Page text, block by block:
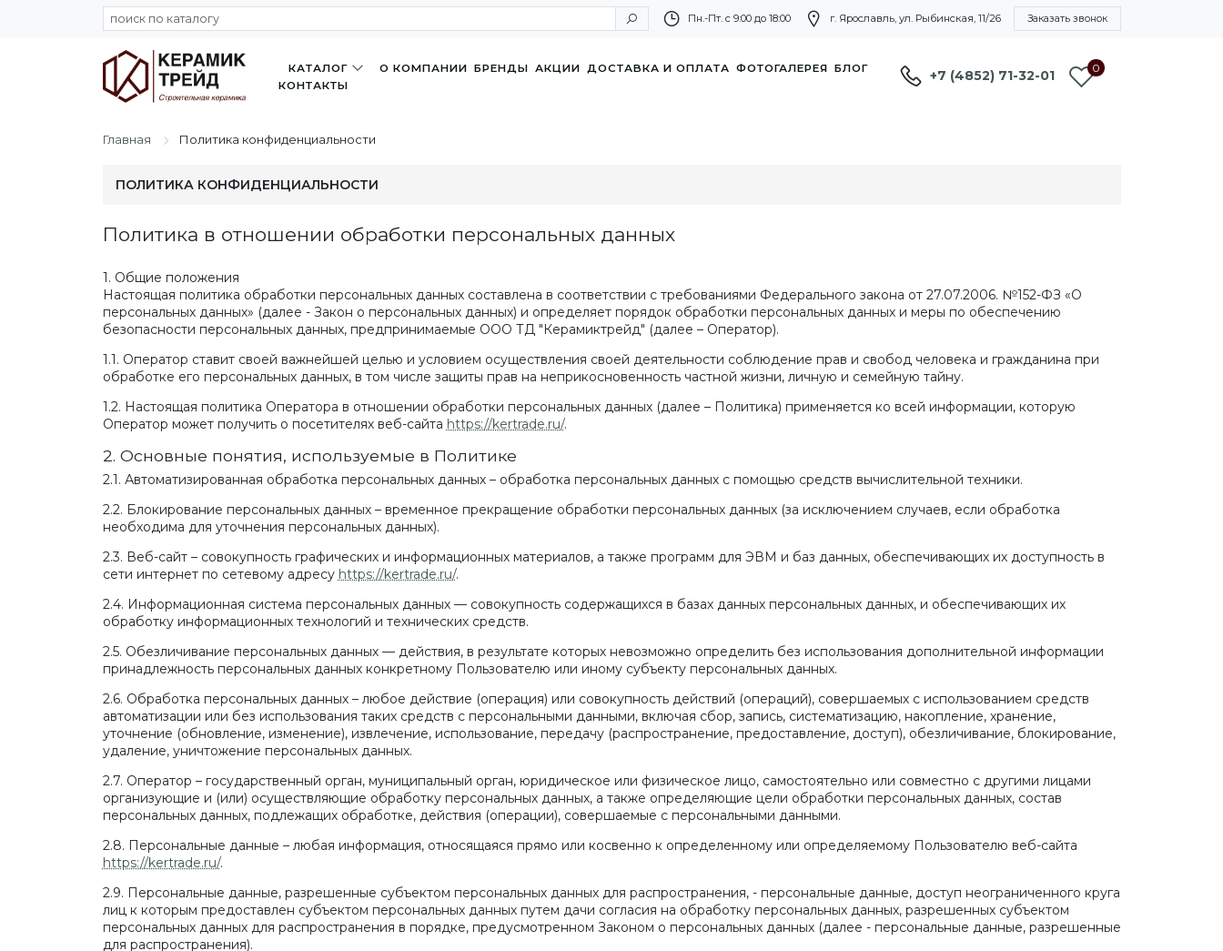
Пн.-Пт. с 9:00 до 18:00 г. Ярославль, ул. Рыбинская, 11/26 Заказать звонок
КАТАЛОГ О КОМПАНИИ БРЕНДЫ АКЦИИ ДОСТАВКА И ОПЛАТА ФОТОГАЛЕРЕЯ БЛОГ
КОНТАКТЫ
+7 (4852) 71-32-01 0
Главная Политика конфиденциальности
ПОЛИТИКА КОНФИДЕНЦИАЛЬНОСТИ
Политика в отношении обработки персональных данных
1. Общие положения
Настоящая политика обработки персональных данных составлена в соответствии с требованиями Федерального закона от 27.07.2006. №152-ФЗ «О
персональных данных» (далее - Закон о персональных данных) и определяет порядок обработки персональных данных и меры по обеспечению
безопасности персональных данных, предпринимаемые ООО ТД "Керамиктрейд" (далее – Оператор).
1.1. Оператор ставит своей важнейшей целью и условием осуществления своей деятельности соблюдение прав и свобод человека и гражданина при
обработке его персональных данных, в том числе защиты прав на неприкосновенность частной жизни, личную и семейную тайну.
1.2. Настоящая политика Оператора в отношении обработки персональных данных (далее – Политика) применяется ко всей информации, которую
Оператор может получить о посетителях веб-сайта https://kertrade.ru/.
2. Основные понятия, используемые в Политике
2.1. Автоматизированная обработка персональных данных – обработка персональных данных с помощью средств вычислительной техники.
2.2. Блокирование персональных данных – временное прекращение обработки персональных данных (за исключением случаев, если обработка
необходима для уточнения персональных данных).
2.3. Веб-сайт – совокупность графических и информационных материалов, а также программ для ЭВМ и баз данных, обеспечивающих их доступность в
сети интернет по сетевому адресу https://kertrade.ru/.
2.4. Информационная система персональных данных — совокупность содержащихся в базах данных персональных данных, и обеспечивающих их
обработку информационных технологий и технических средств.
2.5. Обезличивание персональных данных — действия, в результате которых невозможно определить без использования дополнительной информации
принадлежность персональных данных конкретному Пользователю или иному субъекту персональных данных.
2.6. Обработка персональных данных – любое действие (операция) или совокупность действий (операций), совершаемых с использованием средств
автоматизации или без использования таких средств с персональными данными, включая сбор, запись, систематизацию, накопление, хранение,
уточнение (обновление, изменение), извлечение, использование, передачу (распространение, предоставление, доступ), обезличивание, блокирование,
удаление, уничтожение персональных данных.
2.7. Оператор – государственный орган, муниципальный орган, юридическое или физическое лицо, самостоятельно или совместно с другими лицами
организующие и (или) осуществляющие обработку персональных данных, а также определяющие цели обработки персональных данных, состав
персональных данных, подлежащих обработке, действия (операции), совершаемые с персональными данными.
2.8. Персональные данные – любая информация, относящаяся прямо или косвенно к определенному или определяемому Пользователю веб-сайта
https://kertrade.ru/.
2.9. Персональные данные, разрешенные субъектом персональных данных для распространения, - персональные данные, доступ неограниченного круга
лиц к которым предоставлен субъектом персональных данных путем дачи согласия на обработку персональных данных, разрешенных субъектом
персональных данных для распространения в порядке, предусмотренном Законом о персональных данных (далее - персональные данные, разрешенные
для распространения).